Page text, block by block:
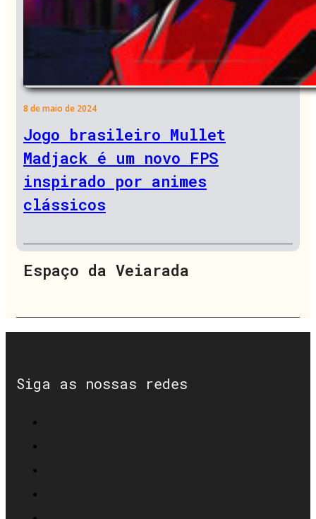
8 de maio de 2024
Jogo brasileiro Mullet
Madjack é um novo FPS
inspirado por animes
clássicos
Espaço da Veiarada
Siga as nossas redes